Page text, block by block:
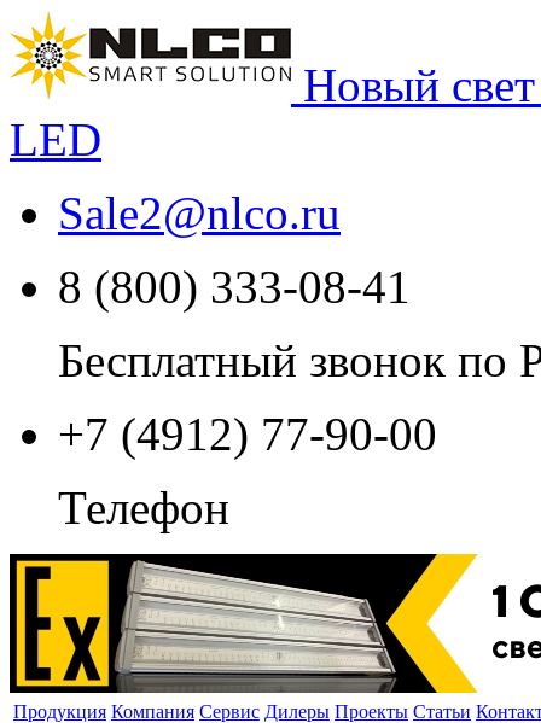
Новый
LED
Sale2@nlco.ru
8 (800) 333-08-41
Бесплатный звонок по
+7 (4912) 77-90-00
Телефон
Продукция Компания Сервис Дилеры Проекты Статьи